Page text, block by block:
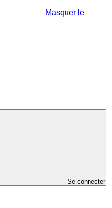
Masquer le
Se connecter